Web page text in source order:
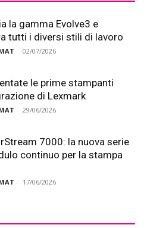
la gamma Evolve3 e
tutti i diversi stili di lavoro
- 02/07/2026
le prime stampanti
di Lexmark
- 29/06/2026
7000: la nuova serie
continuo per la stampa
- 17/06/2026